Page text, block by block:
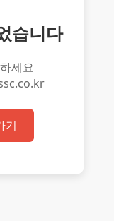
습니다
세요
기